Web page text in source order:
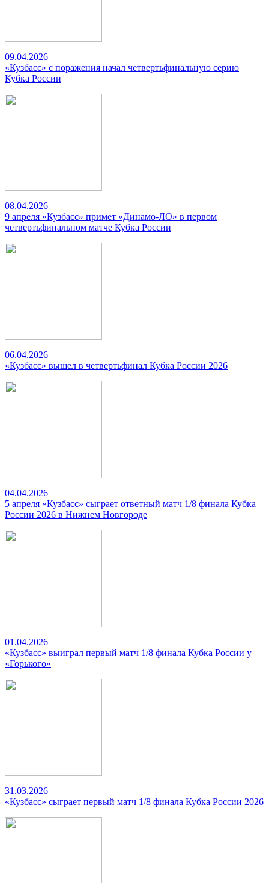
09.04.2026
«Кузбасс» с поражения начал четвертьфинальную серию
Кубка России
08.04.2026
9 апреля «Кузбасс» примет «Динамо-ЛО» в первом
четвертьфинальном матче Кубка России
06.04.2026
«Кузбасс» вышел в четвертьфинал Кубка России 2026
04.04.2026
5 апреля «Кузбасс» сыграет ответный матч 1/8 финала Кубка
России 2026 в Нижнем Новгороде
01.04.2026
«Кузбасс» выиграл первый матч 1/8 финала Кубка России у
«Горького»
31.03.2026
«Кузбасс» сыграет первый матч 1/8 финала Кубка России 2026